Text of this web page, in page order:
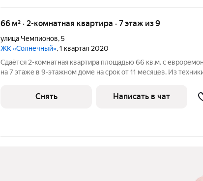
66 м² · 2-комнатная квартира · 7 этаж из 9
улица Чемпионов,5
ЖК «Солнечный», 1 квартал 2020
Сдаётся 2-комнатная квартира площадью 66 кв.м. с
на 7 этаже в 9-этажном доме на срок от 11 месяцев. Из
Холодильник Посудомоечная машина Кондиционер Пылесос ДомСнять Написать в чат